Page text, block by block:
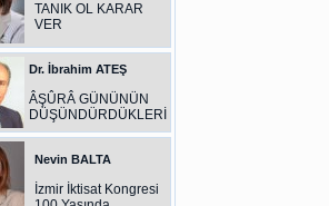
TANIK OL KARAR
VER
Dr. İbrahim ATEŞ
ÂŞÛRÂ GÜNÜNÜN
DÜŞÜNDÜRDÜKLERİ
Nevin BALTA
İzmir İktisat Kongresi